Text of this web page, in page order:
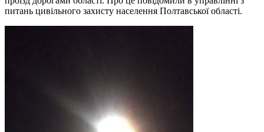
питань цивільного захисту населення Полтавської області.